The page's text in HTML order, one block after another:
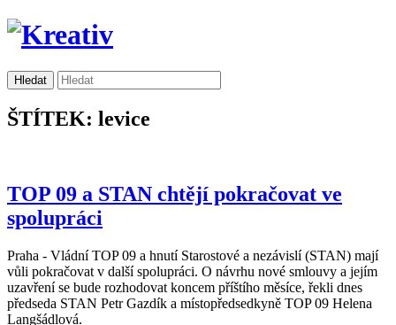
ŠTÍTEK: levice
TOP 09 a STAN chtějí pokračovat ve
spolupráci
Praha - Vládní TOP 09 a hnutí Starostové a nezávislí (STAN) mají
vůli pokračovat v další spolupráci. O návrhu nové smlouvy a jejím
uzavření se bude rozhodovat koncem příštího měsíce, řekli dnes
předseda STAN Petr Gazdík a místopředsedkyně TOP 09 Helena
Langšádlová.